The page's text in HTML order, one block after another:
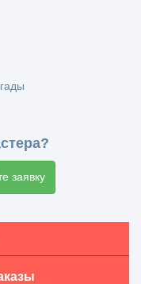
заявку